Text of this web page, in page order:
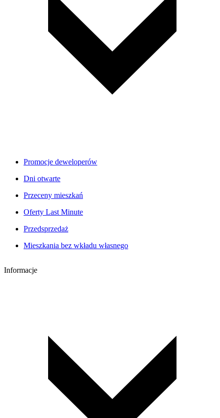
Promocje deweloperów
Dni otwarte
Przeceny mieszkań
Oferty Last Minute
Przedsprzedaż
Mieszkania bez wkładu własnego
Informacje